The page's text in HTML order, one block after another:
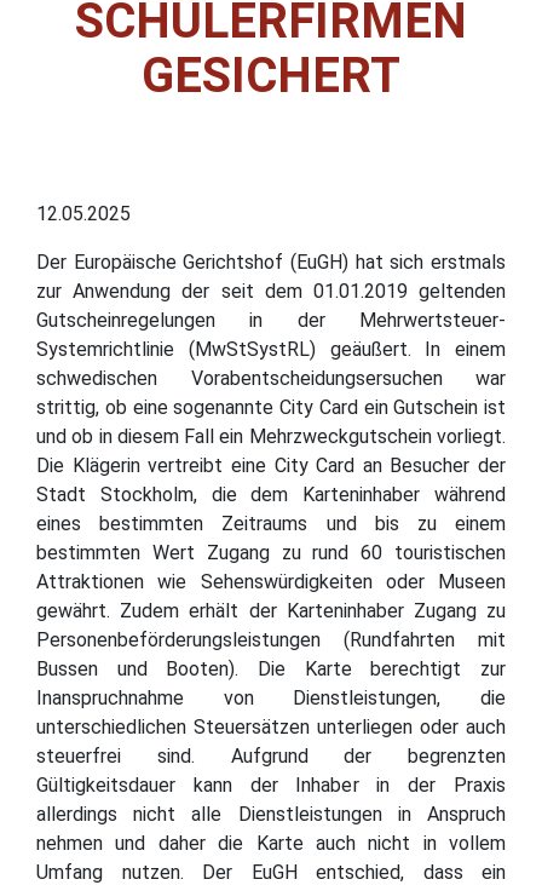
SCHÜLERFIRMEN
GESICHERT
12.05.2025
Der Europäische Gerichtshof (EuGH) hat sich erstmals
zur Anwendung der seit dem 01.01.2019 geltenden
Gutscheinregelungen in der Mehrwertsteuer-
Systemrichtlinie (MwStSystRL) geäußert. In einem
schwedischen Vorabentscheidungsersuchen war
strittig, ob eine sogenannte City Card ein Gutschein ist
und ob in diesem Fall ein Mehrzweckgutschein vorliegt.
Die Klägerin vertreibt eine City Card an Besucher der
Stadt Stockholm, die dem Karteninhaber während
eines bestimmten Zeitraums und bis zu einem
bestimmten Wert Zugang zu rund 60 touristischen
Attraktionen wie Sehenswürdigkeiten oder Museen
gewährt. Zudem erhält der Karteninhaber Zugang zu
Personenbeförderungsleistungen (Rundfahrten mit
Bussen und Booten). Die Karte berechtigt zur
Inanspruchnahme von Dienstleistungen, die
unterschiedlichen Steuersätzen unterliegen oder auch
steuerfrei sind. Aufgrund der begrenzten
Gültigkeitsdauer kann der Inhaber in der Praxis
allerdings nicht alle Dienstleistungen in Anspruch
nehmen und daher die Karte auch nicht in vollem
Umfang nutzen. Der EuGH entschied, dass ein